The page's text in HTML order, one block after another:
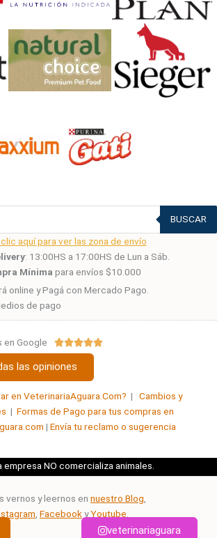
BUSCAR
aquí para ver las zona de envío
: 13:00HS a 17:00HS de Lun a Sáb.
Mínima para envíos $10.000
online y Pagá con Mercado Pago.
en Google Valorado
las opiniones
en VeterinariaAguara.Com? | Cambios y
| Formas de Pago para tus compras en
| Envía tu reclamo o sugerencia
empresa NO comercializa animales.
vernos y leernos en nuestro Blog
FacebookyYoutube
veterinariaguara